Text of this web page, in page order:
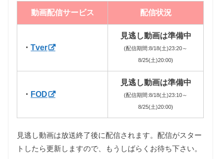
動画配信サービス 配信状況
・Tver
見逃し動画は準備中
(配信期間:8/18(土)23:20～
8/25(土)20:00)
・ FOD
見逃し動画は準備中
(配信期間:8/18(土)23:10～
8/25(土)20:00)
見逃し動画は放送終了後に配信されます。配信がスター
トしたら更新しますので、もうしばらくお待ち下さい。